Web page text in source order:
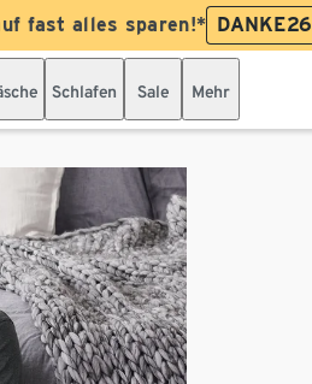
fast alles sparen!* DANKE26
Schlafen Sale Mehr